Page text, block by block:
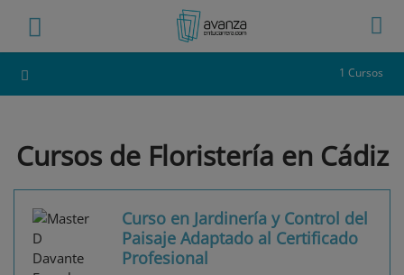
1 Cursos
Cursos de Floristería en Cádiz
Curso en Jardinería y Control del
Paisaje Adaptado al Certificado
Profesional